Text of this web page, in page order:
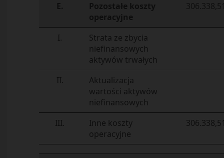
E.
Pozostałe koszty
operacyjne
I.
Strata ze zbycia
niefinansowych
aktywów trwałych
II.
Aktualizacja
wartości aktywów
niefinansowych
III.
Inne koszty
operacyjne